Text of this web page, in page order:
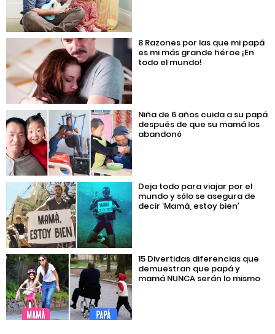
8 Razones por las que mi papá
es mi más grande héroe ¡En
todo el mundo!
Niña de 6 años cuida a su papá
después de que su mamá los
abandonó
Deja todo para viajar por el
mundo y sólo se asegura de
decir ‘Mamá, estoy bien’
15 Divertidas diferencias que
demuestran que papá y
mamá NUNCA serán lo mismo